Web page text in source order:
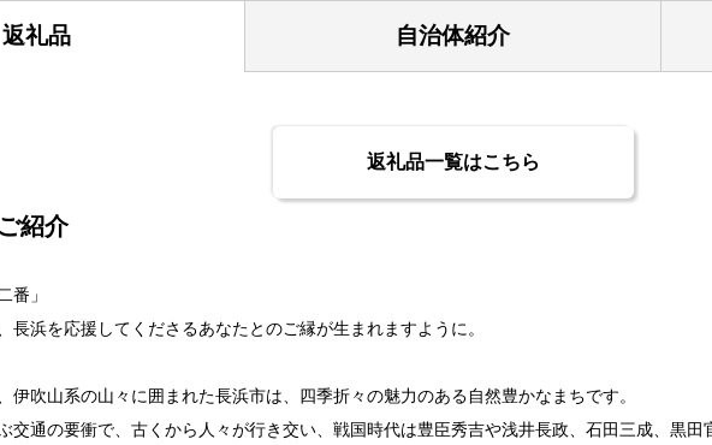
返礼品 自治体紹介
返礼品一覧はこちら
紹介
番」
長浜を応援してくださるあなたとのご縁が生まれますように。
伊吹山系の山々に囲まれた長浜市は、四季折々の魅力のある自然豊かなまちです。
交通の要衝で、古くから人々が行き交い、戦国時代は豊臣秀吉や浅井長政、石田三成、黒